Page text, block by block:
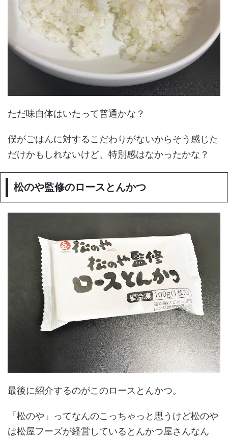
ただ味自体はいたって普通かな？
僕がごはんに対するこだわりがないからそう感じた
だけかもしれないけど、特別感はなかったかな？
松のや監修のロースとんかつ
最後に紹介するのがこのロースとんかつ。
「松のや」ってなんのこっちゃっと思うけど松のや
は松屋フーズが経営しているとんかつ屋さんなん